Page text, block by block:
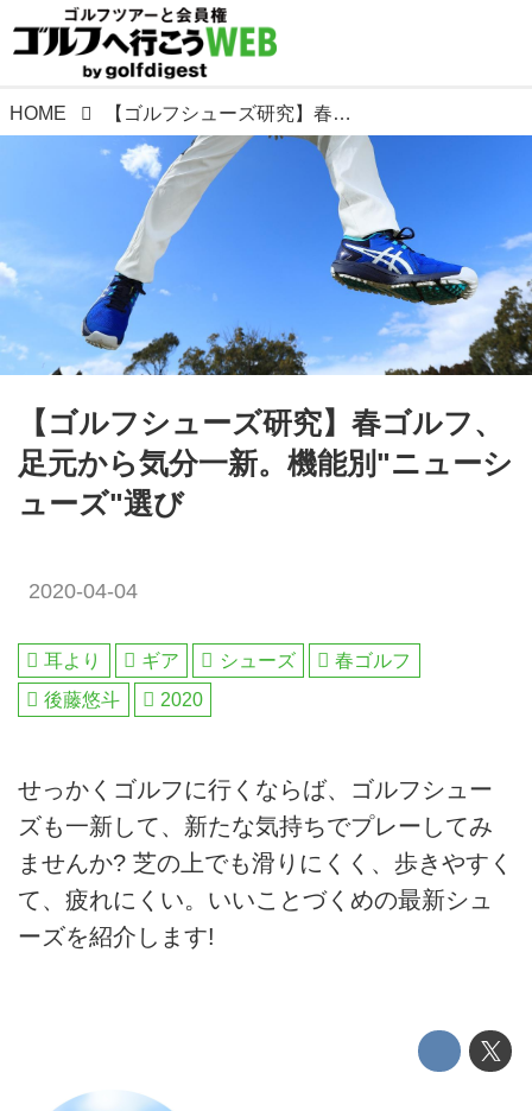
HOME 【ゴルフシューズ研究】春ゴルフ、足元から気分一新。機能別"ニューシューズ"選び
【ゴルフシューズ研究】春ゴルフ、
足元から気分一新。機能別"ニューシ
ューズ"選び
2020-04-04
耳より ギア シューズ
春ゴルフ
後藤悠斗
2020
せっかくゴルフに行くならば、ゴルフシュー
ズも一新して、新たな気持ちでプレーしてみ
ませんか? 芝の上でも滑りにくく、歩きやすく
て、疲れにくい。いいことづくめの最新シュ
ーズを紹介します!